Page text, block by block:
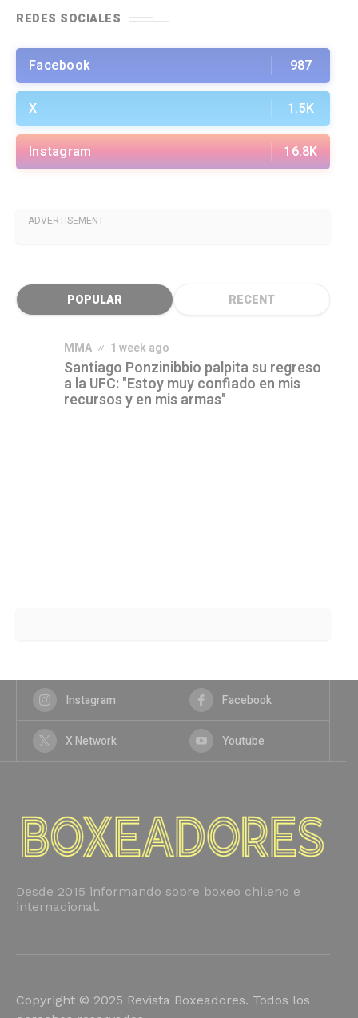
REDES SOCIALES
Facebook 987
X 1.5K
Instagram 16.8K
ADVERTISEMENT
POPULAR RECENT
MMA 1 week ago
Santiago Ponzinibbio palpita su regreso
a la UFC: "Estoy muy confiado en mis
recursos y en mis armas"
Instagram Facebook
X Network Youtube
Desde 2015 informando sobre boxeo chileno e
internacional.
Copyright © 2025 Revista Boxeadores. Todos los